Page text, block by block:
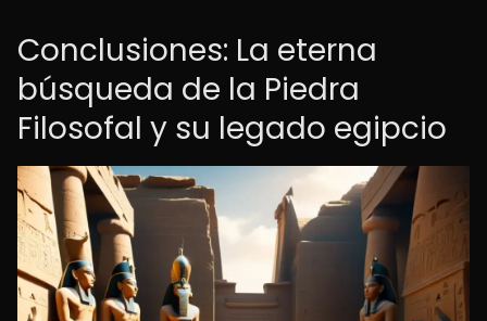
Conclusiones: La eterna
búsqueda de la Piedra
Filosofal y su legado egipcio